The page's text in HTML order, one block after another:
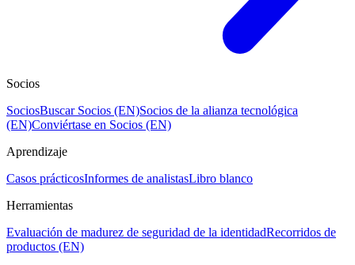
Socios
SociosBuscar Socios (EN)Socios de la alianza tecnológica
(EN)Conviértase en Socios (EN)
Aprendizaje
Casos prácticosInformes de analistasLibro blanco
Herramientas
Evaluación de madurez de seguridad de la identidadRecorridos de
productos (EN)